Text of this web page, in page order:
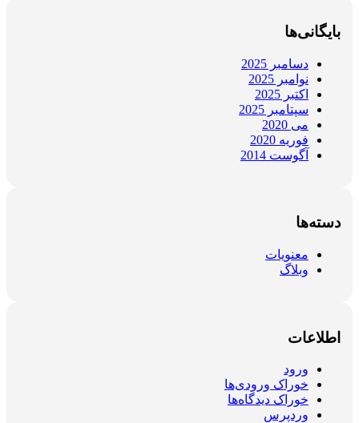
بایگانی‌ها
دسامبر 2025
نوامبر 2025
اکتبر 2025
سپتامبر 2025
می 2020
فوریه 2020
آگوست 2014
دسته‌ها
معنویات
وبلاگ
اطلاعات
ورود
خوراک ورودی‌ها
خوراک دیدگاه‌ها
وردپرس